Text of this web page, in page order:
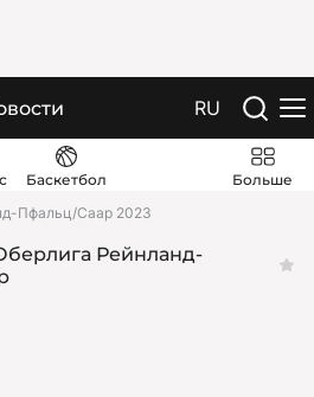
RU
Баскетбол
Больше
Пфальц/Саар 2023
Рейнланд-